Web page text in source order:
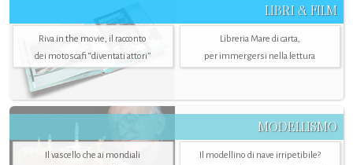
LIBRI & FILM
Riva in the movie, il racconto
dei motoscafi “diventati attori”
Libreria Mare di carta,
per immergersi nella lettura
MODELLISMO
Il vascello che ai mondiali
Il modellino di nave irripetibile?